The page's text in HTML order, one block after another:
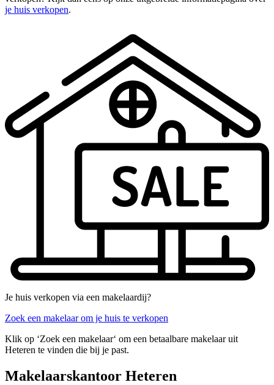
je huis verkopen.
Je huis verkopen via een makelaardij?
Zoek een makelaar om je huis te verkopen
Klik op ‘Zoek een makelaar‘ om een betaalbare makelaar uit
Heteren te vinden die bij je past.
Makelaarskantoor Heteren